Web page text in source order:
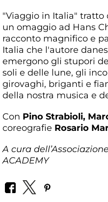
"Viaggio in Italia" tratto
un omaggio ad Hans
racconto magnifico e
Italia che l'autore
emergono gli stupori
soli e delle lune, gli
girovaghi, briganti e
della nostra musica e
Con Pino Strabioli,
coreografie Rosario
A cura
ACADEMY